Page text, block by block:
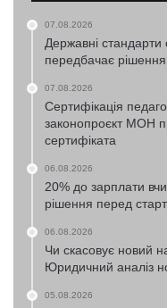
07.08.2026
Державні стандарти
передбачає рішення
07.08.2026
Сертифікація
законопроєкт МОН
сертифіката
06.08.2026
20% до зарплати
рішення перед
06.08.2026
Чи скасовує новий
Юридичний аналіз
05.08.2026